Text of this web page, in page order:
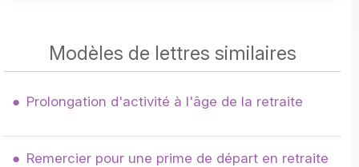
Modèles de lettres similaires
Prolongation d'activité à l'âge de la retraite
Remercier pour une prime de départ en retraite